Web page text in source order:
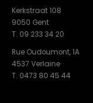
Kerkstraat 108
9050 Gent
T. 09 233 34 20
Rue Oudoumont, 1A
4537 Verlaine
T. 0473 80 45 44